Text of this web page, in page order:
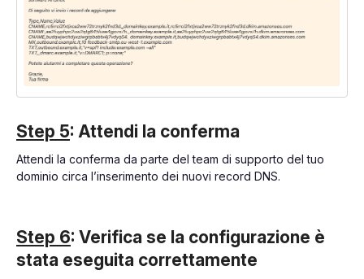
Step 5: Attendi la conferma
Attendi la conferma da parte del team di supporto del tuo
dominio circa l’inserimento dei nuovi record DNS.
Step 6: Verifica se la configurazione è
stata eseguita correttamente